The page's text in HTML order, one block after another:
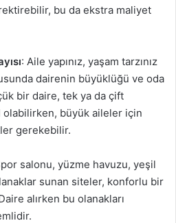
bu da ekstra maliyet
: Aile yapınız, yaşam tarzınız
dairenin büyüklüğü ve oda
bir daire, tek ya da çift
olabilirken, büyük aileler için
gerekebilir.
salonu, yüzme havuzu, yeşil
sunan siteler, konforlu bir
alırken bu olanakları